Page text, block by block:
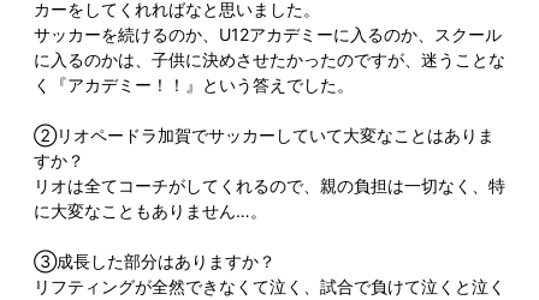
カーをしてくれればなと思いました。
サッカーを続けるのか、U12アカデミーに入るのか、スクール
に入るのかは、子供に決めさせたかったのですが、迷うことな
く『アカデミー！！』という答えでした。
②リオペードラ加賀でサッカーしていて大変なことはありま
すか？
リオは全てコーチがしてくれるので、親の負担は一切なく、特
に大変なこともありません…。
③成長した部分はありますか？
リフティングが全然できなくて泣く、試合で負けて泣くと泣く